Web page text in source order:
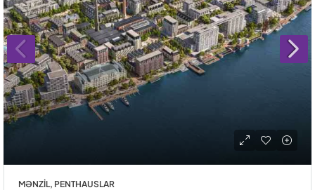
MƏNZIL, PENTHAUSLAR